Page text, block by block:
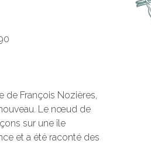
de François Nozières,
Le nœud de
sur une île
et a été raconté des